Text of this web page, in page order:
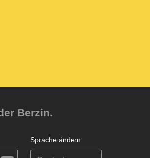
Berzin.
Sprache ändern